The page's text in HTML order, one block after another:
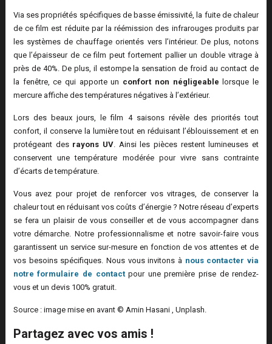
Via ses propriétés spécifiques de basse émissivité, la fuite de chaleur
de ce film est réduite par la réémission des infrarouges produits par
les systèmes de chauffage orientés vers l’intérieur. De plus, notons
que l’épaisseur de ce film peut fortement pallier un double vitrage à
près de 40%. De plus, il estompe la sensation de froid au contact de
la fenêtre, ce qui apporte un confort non négligeable lorsque le
mercure affiche des températures négatives à l’extérieur.
Lors des beaux jours, le film 4 saisons révèle des priorités tout
confort, il conserve la lumière tout en réduisant l’éblouissement et en
protégeant des rayons UV. Ainsi les pièces restent lumineuses et
conservent une température modérée pour vivre sans contrainte
d’écarts de température.
Vous avez pour projet de renforcer vos vitrages, de conserver la
chaleur tout en réduisant vos coûts d’énergie ? Notre réseau d’experts
se fera un plaisir de vous conseiller et de vous accompagner dans
votre démarche. Notre professionnalisme et notre savoir-faire vous
garantissent un service sur-mesure en fonction de vos attentes et de
vos besoins spécifiques. Nous vous invitons à nous contacter via
notre formulaire de contactpour une première prise de rendez-
vous et un devis 100% gratuit.
Source : image mise en avant © Amin Hasani , Unplash.
Partagez avec vos amis !